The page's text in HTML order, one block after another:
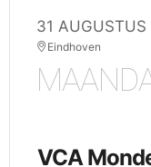
31 AUGUSTUS
Eindhoven
VCA